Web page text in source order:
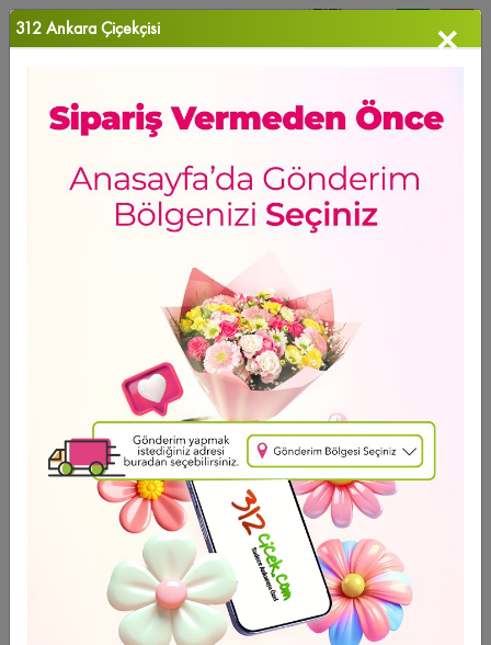
Anasayfa>Gül Buketi
YENİ ÜRÜN
312 Ankara Çiçekçisi ×